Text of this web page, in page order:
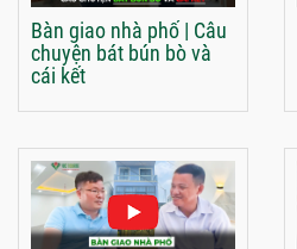
Bàn giao nhà phố | Câu
chuyện bát bún bò và
cái kết